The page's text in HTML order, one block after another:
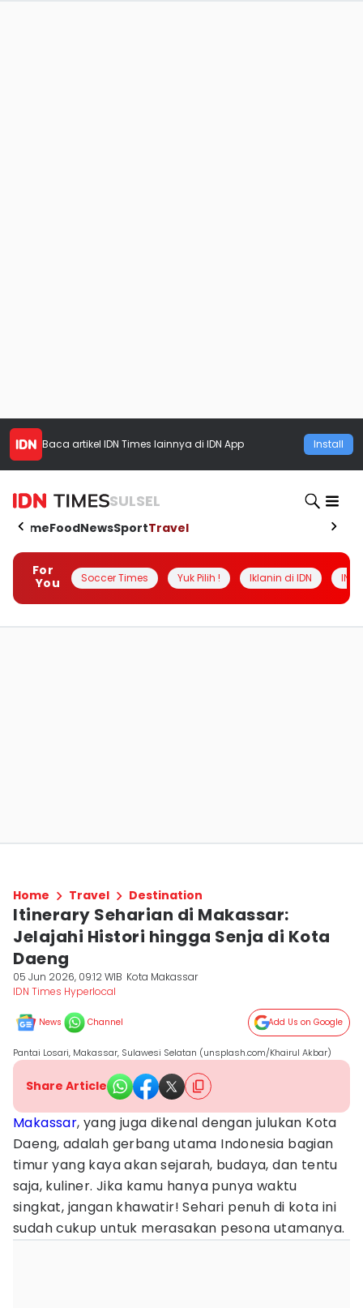
Baca artikel IDN Times lainnya di IDN App Install
SULSEL
HomeFoodNewsSportTravel
For
You
Soccer Times Yuk Pilih ! Iklanin di IDN
Home Travel Destination
Itinerary Seharian di Makassar:
Jelajahi Histori hingga Senja di Kota
Daeng
05 Jun 2026, 09:12 WIB Kota Makassar
IDN Times Hyperlocal
News Channel Add Us on Google
Pantai Losari, Makassar, Sulawesi Selatan (unsplash.com/Khairul Akbar)
Share Article
Makassar, yang juga dikenal dengan julukan Kota
Daeng, adalah gerbang utama Indonesia bagian
timur yang kaya akan sejarah, budaya, dan tentu
saja, kuliner. Jika kamu hanya punya waktu
singkat, jangan khawatir! Sehari penuh di kota ini
sudah cukup untuk merasakan pesona utamanya.